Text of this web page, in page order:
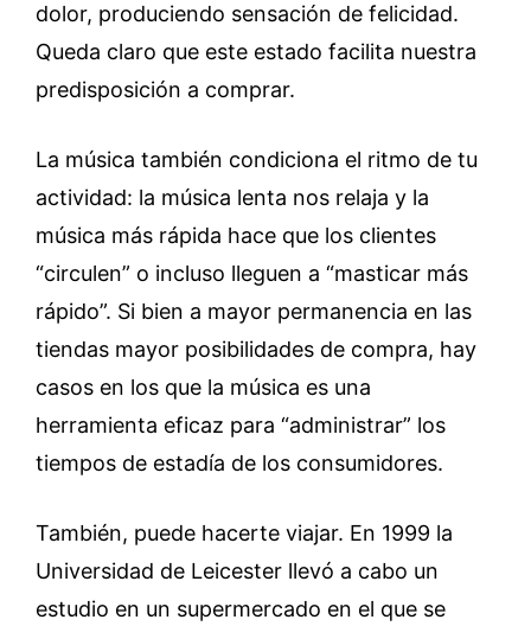
dolor, produciendo sensación de felicidad.
Queda claro que este estado facilita nuestra
predisposición a comprar.
La música también condiciona el ritmo de tu
actividad: la música lenta nos relaja y la
música más rápida hace que los clientes
“circulen” o incluso lleguen a “masticar más
rápido”. Si bien a mayor permanencia en las
tiendas mayor posibilidades de compra, hay
casos en los que la música es una
herramienta eficaz para “administrar” los
tiempos de estadía de los consumidores.
También, puede hacerte viajar. En 1999 la
Universidad de Leicester llevó a cabo un
estudio en un supermercado en el que se